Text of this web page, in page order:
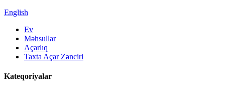
English
Ev
Məhsullar
Açarlıq
Taxta Açar Zənciri
Kateqoriyalar